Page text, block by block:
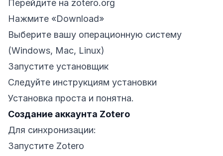
Перейдите на zotero.org
Нажмите «Download»
Выберите вашу операционную систему
(Windows, Mac, Linux)
Запустите установщик
Следуйте инструкциям установки
Установка проста и понятна.
Создание аккаунта Zotero
Для синхронизации:
Запустите Zotero